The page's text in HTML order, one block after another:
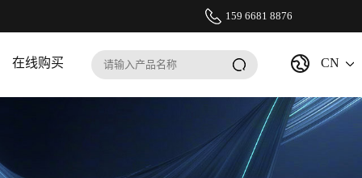
159 6681 8876
在线购买 CN